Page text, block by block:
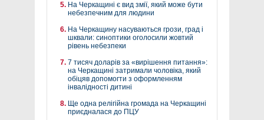
На Черкащині є вид змії, який може бути
небезпечним для людини
На Черкащину насуваються грози, град і
шквали: синоптики оголосили жовтий
рівень небезпеки
7 тисяч доларів за «вирішення питання»:
на Черкащині затримали чоловіка, який
обіцяв допомогти з оформленням
інвалідності дитині
Ще одна релігійна громада на Черкащині
приєдналася до ПЦУ